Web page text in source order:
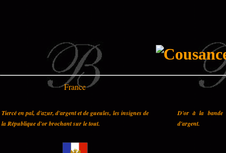
France
Tiercé en pal, d'azur, d'argent et de gueules, les insignes de
la République d'or brochant sur le tout.
D'or à la bande
d'argent.